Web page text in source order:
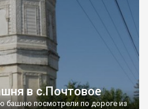
в с.Почтовое
башню посмотрели по дороге из